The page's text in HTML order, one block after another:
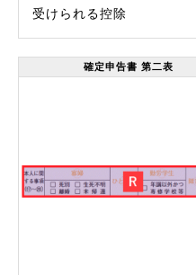
受けられる控除
確定申告書 第二表